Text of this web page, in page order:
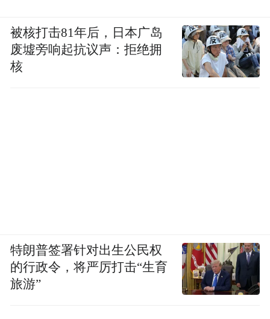
被核打击81年后，日本广岛
废墟旁响起抗议声：拒绝拥
核
特朗普签署针对出生公民权
的行政令，将严厉打击“生育
旅游”